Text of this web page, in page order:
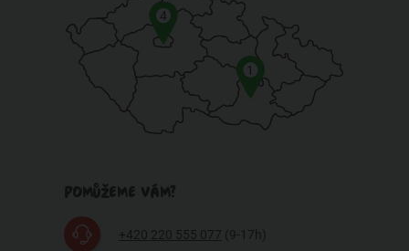
1
4
POMŮŽEME VÁM?
+420 220 555 077 (9-17h)